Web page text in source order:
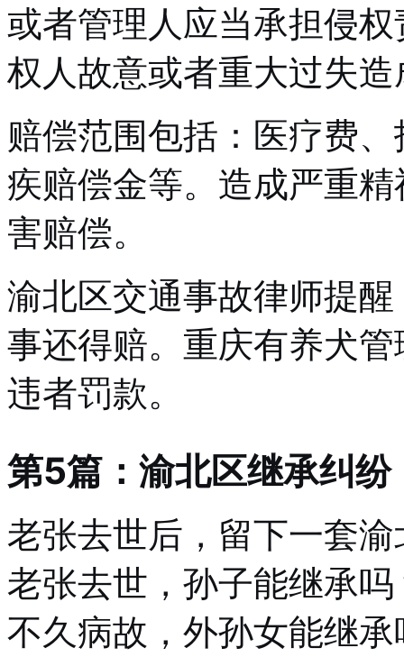
或者管理人应当承担侵
权人故意或者重大过失
赔偿范围包括：医疗费
疾赔偿金等。造成严重
害赔偿。
渝北区交通事故律师提
事还得赔。重庆有养犬
违者罚款。
第5篇：渝北区继承纠
老张去世后，留下一套
老张去世，孙子能继承
不久病故，外孙女能继